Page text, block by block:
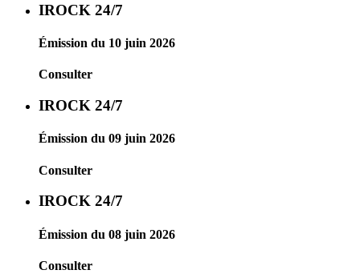
IROCK 24/7
Émission du 10 juin 2026
Consulter
IROCK 24/7
Émission du 09 juin 2026
Consulter
IROCK 24/7
Émission du 08 juin 2026
Consulter